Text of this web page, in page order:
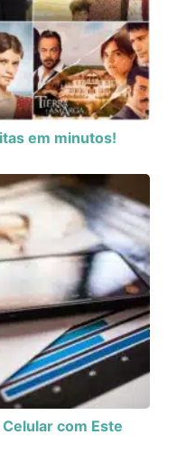
em minutos!
com Este